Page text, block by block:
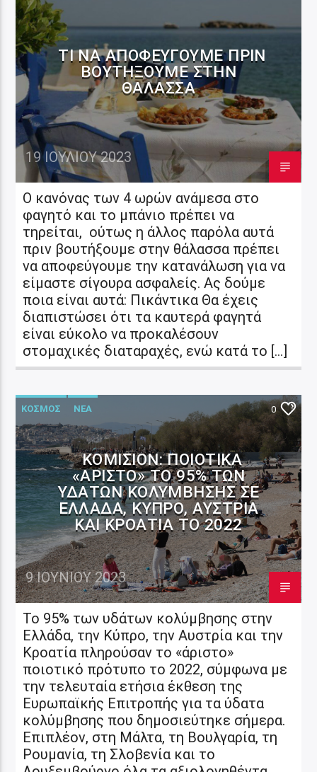
ΤΙ ΝΑ ΑΠΟΦΕΎΓΟΥΜΕ ΠΡΙΝ
ΒΟΥΤΉΞΟΥΜΕ ΣΤΗΝ
ΘΆΛΑΣΣΑ
19 ΙΟΥΛΊΟΥ 2023
Ο κανόνας των 4 ωρών ανάμεσα στο
φαγητό και το μπάνιο πρέπει να
τηρείται, ούτως η άλλος παρόλα αυτά
πριν βουτήξουμε στην θάλασσα πρέπει
να αποφεύγουμε την κατανάλωση για να
είμαστε σίγουρα ασφαλείς. Ας δούμε
ποια είναι αυτά: Πικάντικα Θα έχεις
διαπιστώσει ότι τα καυτερά φαγητά
είναι εύκολο να προκαλέσουν
στομαχικές διαταραχές, ενώ κατά το […]
ΚΟΣΜΟΣ ΝΕΑ 0
ΚΟΜΙΣΙΌΝ: ΠΟΙΟΤΙΚΆ
«ΆΡΙΣΤΟ» ΤΟ 95% ΤΩΝ
ΥΔΆΤΩΝ ΚΟΛΎΜΒΗΣΗΣ ΣΕ
ΕΛΛΆΔΑ, ΚΎΠΡΟ, ΑΥΣΤΡΊΑ
ΚΑΙ ΚΡΟΑΤΊΑ ΤΟ 2022
9 ΙΟΥΝΊΟΥ 2023
Το 95% των υδάτων κολύμβησης στην
Ελλάδα, την Κύπρο, την Αυστρία και την
Κροατία πληρούσαν το «άριστο»
ποιοτικό πρότυπο το 2022, σύμφωνα με
την τελευταία ετήσια έκθεση της
Ευρωπαϊκής Επιτροπής για τα ύδατα
κολύμβησης που δημοσιεύτηκε σήμερα.
Επιπλέον, στη Μάλτα, τη Βουλγαρία, τη
Ρουμανία, τη Σλοβενία και το